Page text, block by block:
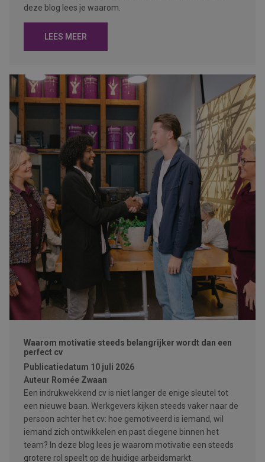
deze blog lees je waarom.
LEES MEER
Waarom motivatie steeds belangrijker wordt dan een
perfect cv
Publicatiedatum 10 juli 2026
Auteur Romée Zwaan
Een indrukwekkend cv is niet langer de enige sleutel tot
een nieuwe baan. Werkgevers kijken steeds vaker naar de
persoon achter het cv: hoe gemotiveerd is iemand, wil
iemand zich ontwikkelen en past diegene binnen het
team? In deze blog lees je waarom motivatie een steeds
grotere rol speelt op de huidige arbeidsmarkt.